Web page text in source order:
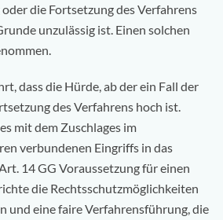
die Fortsetzung des Verfahrens
unzulässig ist. Einen solchen
dass die Hürde, ab der ein Fall der
des Verfahrens hoch ist.
mit dem Zuschlages im
verbundenen Eingriffs in das
14 GG Voraussetzung für einen
die Rechtsschutzmöglichkeiten
und eine faire Verfahrensführung, die